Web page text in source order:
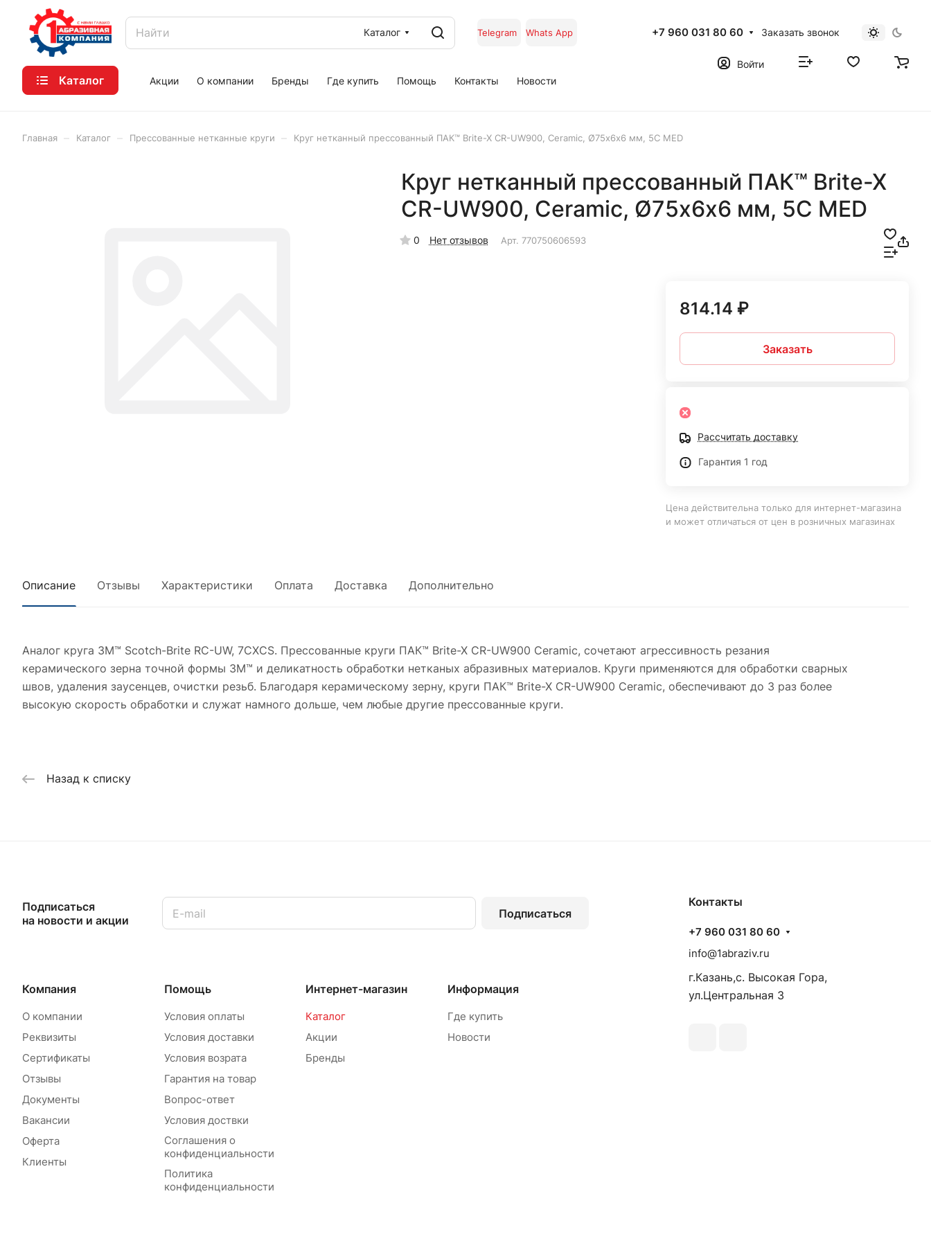
Каталог Telegram Whats App +7 960 031 80 60 Заказать звонок
Каталог Акции О компании Бренды Где купить Помощь Контакты Новости
Войти
Главная Каталог Прессованные нетканные круги Круг нетканный прессованный ПАК™ Brite-X CR-UW900, Сeramic, Ø75х6x6 мм, 5C MED
Круг нетканный прессованный ПАК™ Brite-X
CR-UW900, Сeramic, Ø75х6x6 мм, 5C MED
0 Нет отзывов Арт. 770750606593
814.14 ₽
Заказать
Рассчитать доставку
Гарантия 1 год
Цена действительна только для интернет-магазина
и может отличаться от цен в розничных магазинах
Описание Отзывы Характеристики Оплата Доставка Дополнительно
Аналог круга 3M™ Scotch-Brite RC-UW, 7CXCS. Прессованные круги ПАК™ Brite-X CR-UW900 Сeramic, сочетают агрессивность резания
керамического зерна точной формы 3M™ и деликатность обработки нетканых абразивных материалов. Круги применяются для обработки сварных
швов, удаления заусенцев, очистки резьб. Благодаря керамическому зерну, круги ПАК™ Brite-X CR-UW900 Сeramic, обеспечивают до 3 раз более
высокую скорость обработки и служат намного дольше, чем любые другие прессованные круги.
Назад к списку
Подписаться
на новости и акции
Подписаться
Компания
О компании
Реквизиты
Сертификаты
Отзывы
Документы
Вакансии
Оферта
Клиенты
Помощь
Условия оплаты
Условия доставки
Условия возрата
Гарантия на товар
Вопрос-ответ
Условия доствки
Соглашения о
конфиденциальности
Политика
конфиденциальности
Интернет-магазин
Каталог
Акции
Бренды
Информация
Где купить
Новости
Контакты
+7 960 031 80 60
info@1abraziv.ru
г.Казань,с. Высокая Гора,
ул.Центральная 3